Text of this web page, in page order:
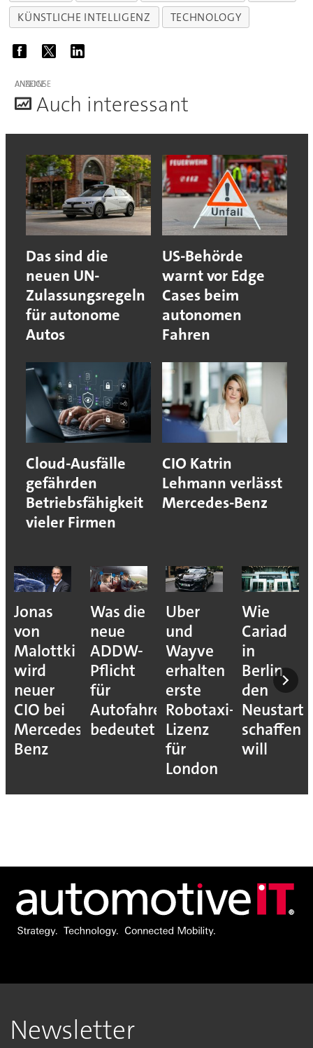
KÜNSTLICHE INTELLIGENZ
TECHNOLOGY
ANZEIGE
Auch interessant
Das sind die
neuen UN-
Zulassungsregeln
für autonome
Autos
US-Behörde
warnt vor Edge
Cases beim
autonomen
Fahren
Cloud-Ausfälle
gefährden
Betriebsfähigkeit
vieler Firmen
CIO Katrin
Lehmann verlässt
Mercedes-Benz
Jonas
von
Malottki
wird
neuer
CIO bei
Mercedes-
Benz
Was die
neue
ADDW-
Pflicht
für
Autofahrer
bedeutet
Uber
und
Wayve
erhalten
erste
Robotaxi-
Lizenz
für
London
Wie
Cariad
in
Berlin
den
Neustart
schaffen
will
Newsletter